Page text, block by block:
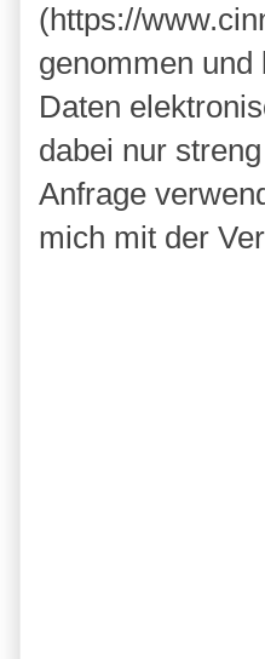
(https://
genommen
Daten
dabei nur
Anfrage
mich mit der